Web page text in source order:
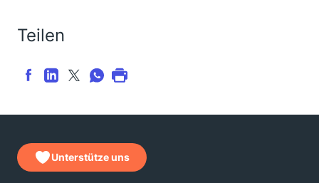
Fax: 069/2388-1919
Viel Erfolg,
Teilen
Unterstütze uns